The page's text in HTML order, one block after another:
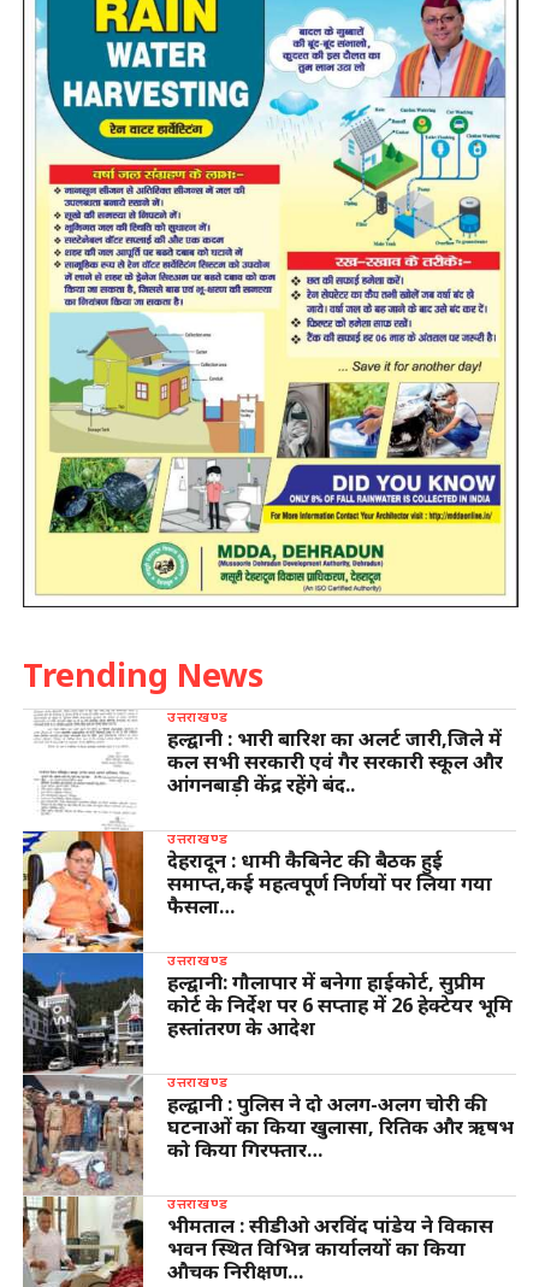
Trending News
उत्तराखण्ड
हल्द्वानी : भारी बारिश का अलर्ट जारी,जिले में
कल सभी सरकारी एवं गैर सरकारी स्कूल और
आंगनबाड़ी केंद्र रहेंगे बंद..
उत्तराखण्ड
देहरादून : धामी कैबिनेट की बैठक हुई
समाप्त,कई महत्वपूर्ण निर्णयों पर लिया गया
फैसला…
उत्तराखण्ड
हल्द्वानी: गौलापार में बनेगा हाईकोर्ट, सुप्रीम
कोर्ट के निर्देश पर 6 सप्ताह में 26 हेक्टेयर भूमि
हस्तांतरण के आदेश
उत्तराखण्ड
हल्द्वानी : पुलिस ने दो अलग-अलग चोरी की
घटनाओं का किया खुलासा, रितिक और ऋषभ
को किया गिरफ्तार…
उत्तराखण्ड
भीमताल : सीडीओ अरविंद पांडेय ने विकास
भवन स्थित विभिन्न कार्यालयों का किया
औचक निरीक्षण…